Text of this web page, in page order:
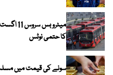
میٹرو
کا حتمی نوٹس
سونے کی قیمت میں